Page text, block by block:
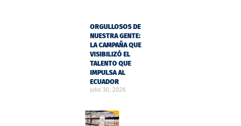
ORGULLOSOS DE
NUESTRA GENTE:
LA CAMPAÑA QUE
VISIBILIZÓ EL
TALENTO QUE
IMPULSA AL
ECUADOR
julio 30, 2026